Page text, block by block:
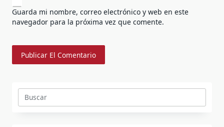
Guarda mi nombre, correo electrónico y web en este
navegador para la próxima vez que comente.
Buscar: